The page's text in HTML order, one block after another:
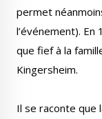
permet
l’événement).
que fief à la
Kingersheim.
Il se raconte que